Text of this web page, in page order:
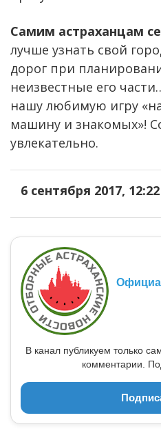
Самим астраханцам
лучше узнать свой
дорог при
неизвестные его
нашу любимую игру
машину и знакомых»!
увлекательно.
6 сентября 2017, 12:22
В канал публикуем только
комментарии.